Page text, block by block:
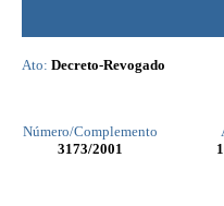
Ato: Decreto-Revogado
Número/Complemento
3173/2001